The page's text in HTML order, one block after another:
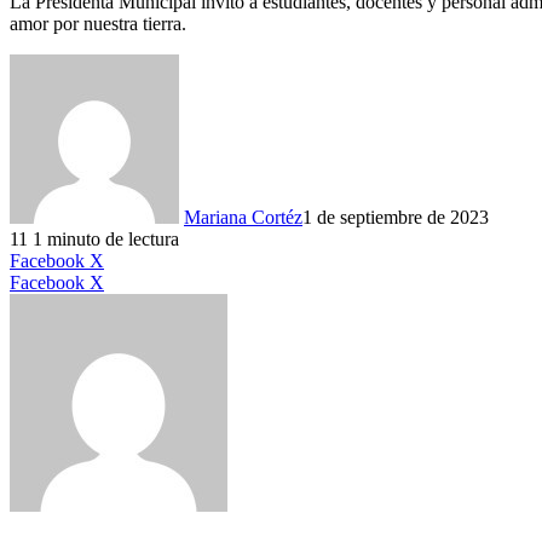
amor por nuestra tierra.
Mariana Cortéz1 de septiembre de 2023
11 1 minuto de lectura
Facebook X
Facebook X